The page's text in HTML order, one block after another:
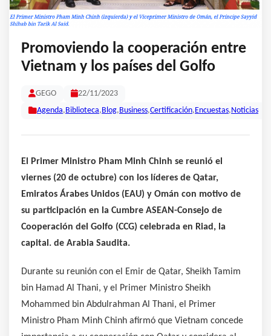
Promoviendo la cooperación entre
Vietnam y los países del Golfo
GEGO 22/11/2023
Agenda, Biblioteca, Blog, Business,Certificación, Encuestas, Noticias
El Primer Ministro Pham Minh Chinh se reunió el
viernes (20 de octubre) con los líderes de Qatar,
Emiratos Árabes Unidos (EAU) y Omán con motivo de
su participación en la Cumbre ASEAN-Consejo de
Cooperación del Golfo (CCG) celebrada en Riad, la
capital. de Arabia Saudita.
Durante su reunión con el Emir de Qatar, Sheikh Tamim
bin Hamad Al Thani, y el Primer Ministro Sheikh
Mohammed bin Abdulrahman Al Thani, el Primer
Ministro Pham Minh Chinh afirmó que Vietnam concede